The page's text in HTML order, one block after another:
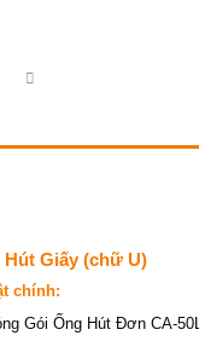
Giấy (chữ U)
chính:
Gói Ống Hút Đơn CA-50L